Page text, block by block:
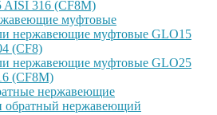
AISI 316 (CF8M)
муфтовые
нержавеющие муфтовые GLO15
(CF8)
нержавеющие муфтовые GLO25
(CF8M)
нержавеющие
обратный нержавеющий